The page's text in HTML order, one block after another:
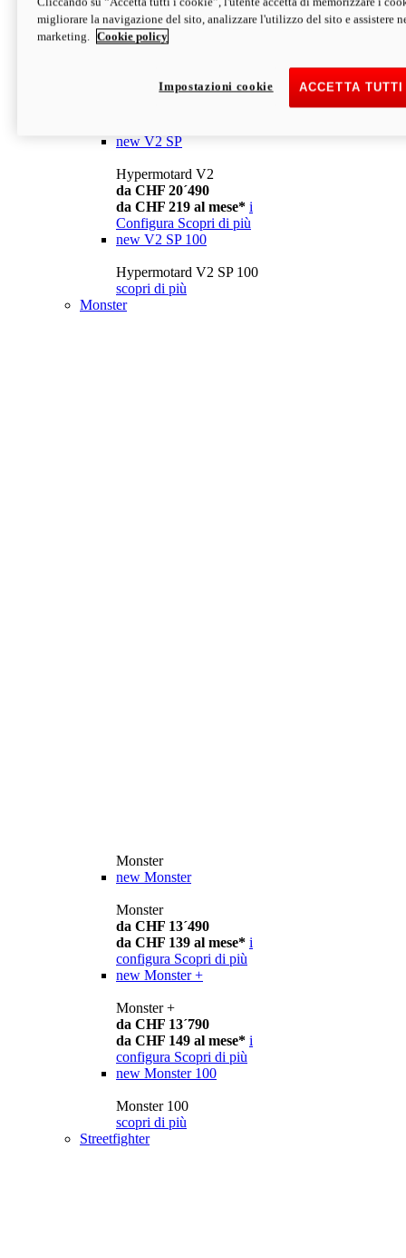
da CHF 13´990
Configura Scopri di più
newV2
da CHF 15´990
new V2 SP
Hypermotard V2
da CHF 20´490
da CHF 219 al mese* i
Configura Scopri di più
new V2 SP 100
Hypermotard V2 SP 100
scopri di più
Monster
Monster
new Monster
Monster
da CHF 13´490
da CHF 139 al mese* i
configura Scopri di più
new Monster +
Monster +
da CHF 13´790
da CHF 149 al mese* i
configura Scopri di più
new Monster 100
Monster 100
scopri di più
Streetfighter
migliorare la navigazione del sito, analizzare l'utilizzo del sito e assistere
marketing.
Cookie policy
ACCETTA
Impostazioni cookie